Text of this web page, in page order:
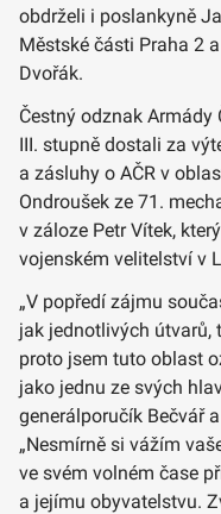
obdrželi i poslankyně
Městské části Praha 2
Dvořák.
Čestný odznak Armády
III. stupně dostali za
a zásluhy o AČR v
Ondroušek ze 71.
v záloze Petr Vítek,
vojenském velitelství v
„V popředí zájmu
jak jednotlivých útvarů,
proto jsem tuto oblast
jako jednu ze svých
generálporučík Bečvář
„Nesmírně si vážím
ve svém volném čase
a jejímu obyvatelstvu.